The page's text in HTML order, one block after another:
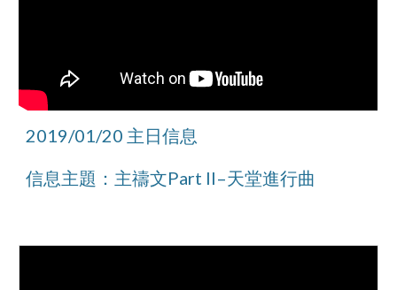
2019/01/20 主日信息
信息主題：主禱文Part II–天堂進行曲